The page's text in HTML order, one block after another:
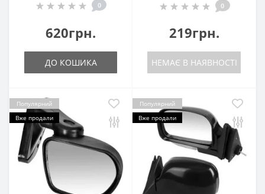
0
620грн.
ДО КОШИКА
0
219грн.
НЕМАЄ В НАЯВНОСТІ
Популярний
Вже продали
Популярний
Вже продали